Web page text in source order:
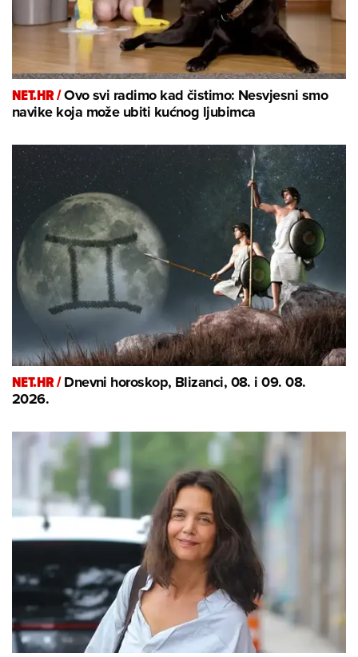
NET.HR /Ovo svi radimo kad čistimo: Nesvjesni smo
navike koja može ubiti kućnog ljubimca
NET.HR /Dnevni horoskop, Blizanci, 08. i 09. 08.
2026.